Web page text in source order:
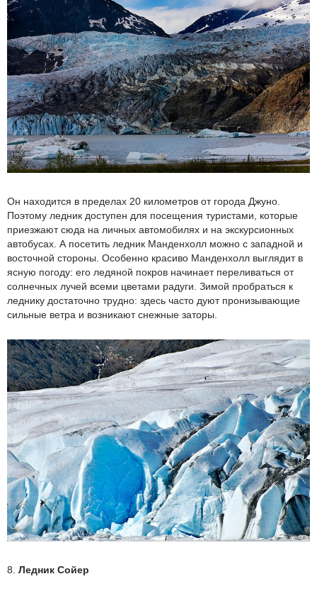
Он находится в пределах 20 километров от города Джуно.
Поэтому ледник доступен для посещения туристами, которые
приезжают сюда на личных автомобилях и на экскурсионных
автобусах. А посетить ледник Манденхолл можно с западной и
восточной стороны. Особенно красиво Манденхолл выглядит в
ясную погоду: его ледяной покров начинает переливаться от
солнечных лучей всеми цветами радуги. Зимой пробраться к
леднику достаточно трудно: здесь часто дуют пронизывающие
сильные ветра и возникают снежные заторы.
8. Ледник Сойер